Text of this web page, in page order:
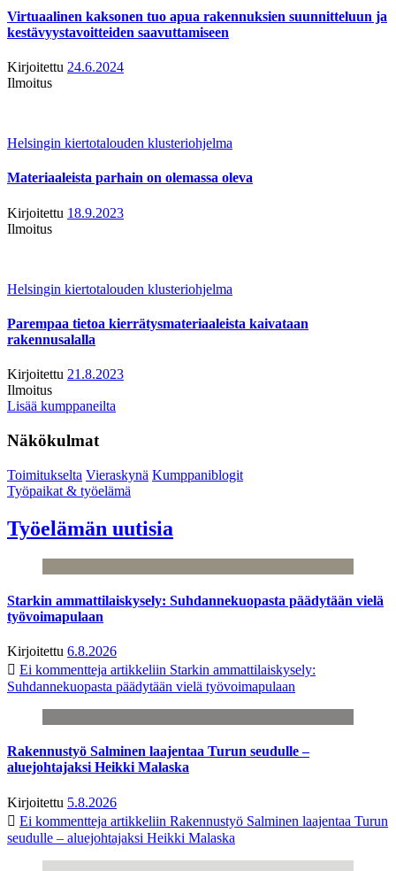
Virtuaalinen kaksonen tuo apua rakennuksien suunnitteluun ja
kestävyystavoitteiden saavuttamiseen
Kirjoitettu 24.6.2024
Ilmoitus
Helsingin kiertotalouden klusteriohjelma
Materiaaleista parhain on olemassa oleva
Kirjoitettu 18.9.2023
Ilmoitus
Helsingin kiertotalouden klusteriohjelma
Parempaa tietoa kierrätysmateriaaleista kaivataan
rakennusalalla
Kirjoitettu 21.8.2023
Ilmoitus
Lisää kumppaneilta
Näkökulmat
Toimitukselta Vieraskynä Kumppaniblogit
Työpaikat & työelämä
Työelämän uutisia
Starkin ammattilaiskysely: Suhdannekuopasta päädytään vielä
työvoimapulaan
Kirjoitettu 6.8.2026
Ei kommentteja artikkeliin Starkin ammattilaiskysely:
Suhdannekuopasta päädytään vielä työvoimapulaan
Rakennustyö Salminen laajentaa Turun seudulle –
aluejohtajaksi Heikki Malaska
Kirjoitettu 5.8.2026
Ei kommentteja artikkeliin Rakennustyö Salminen laajentaa Turun
seudulle – aluejohtajaksi Heikki Malaska